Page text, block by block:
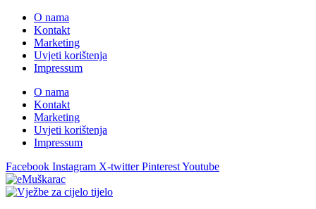
O nama
Kontakt
Marketing
Uvjeti korištenja
Impressum
O nama
Kontakt
Marketing
Uvjeti korištenja
Impressum
Facebook Instagram X-twitter PinterestYoutube